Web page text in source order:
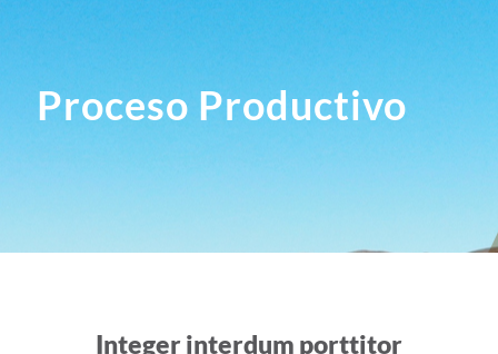
Proceso Productivo
Integer interdum porttitor